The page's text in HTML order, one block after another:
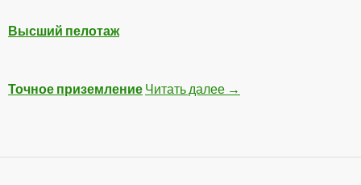
Высший пелотаж
Точное приземление Читать далее Подборка видео с
→